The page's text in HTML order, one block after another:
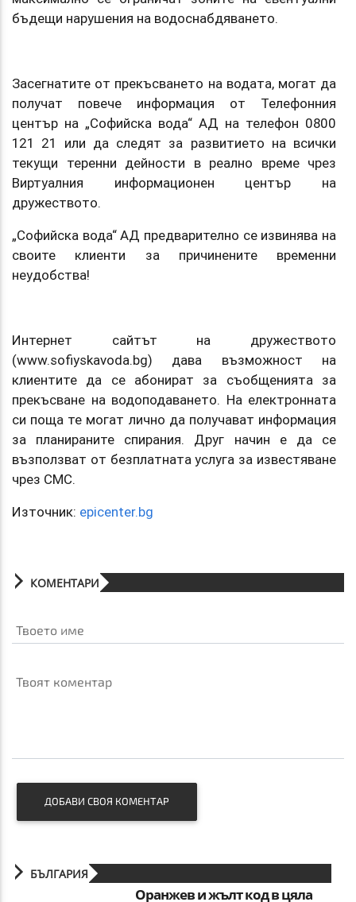
бъдещи нарушения на водоснабдяването.
Засегнатите от прекъсването на водата, могат да
получат повече информация от Телефонния
център на „Софийска вода“ АД на телефон 0800
121 21 или да следят за развитието на всички
текущи теренни дейности в реално време чрез
Виртуалния информационен център на
дружеството.
„Софийска вода“ АД предварително се извинява на
своите клиенти за причинените временни
неудобства!
Интернет сайтът на дружеството
(www.sofiyskavoda.bg) дава възможност на
клиентите да се абонират за съобщенията за
прекъсване на водоподаването. На електронната
си поща те могат лично да получават информация
за планираните спирания. Друг начин е да се
възползват от безплатната услуга за известяване
чрез СМС.
Източник: epicenter.bg
КОМЕНТАРИ
Твоето име
Твоят коментар
ДОБАВИ СВОЯ КОМЕНТАР
БЪЛГАРИЯ
Оранжев и жълт код в цяла